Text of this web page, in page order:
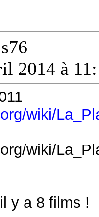
2014 à
wiki/
wiki/
y a 8 films !